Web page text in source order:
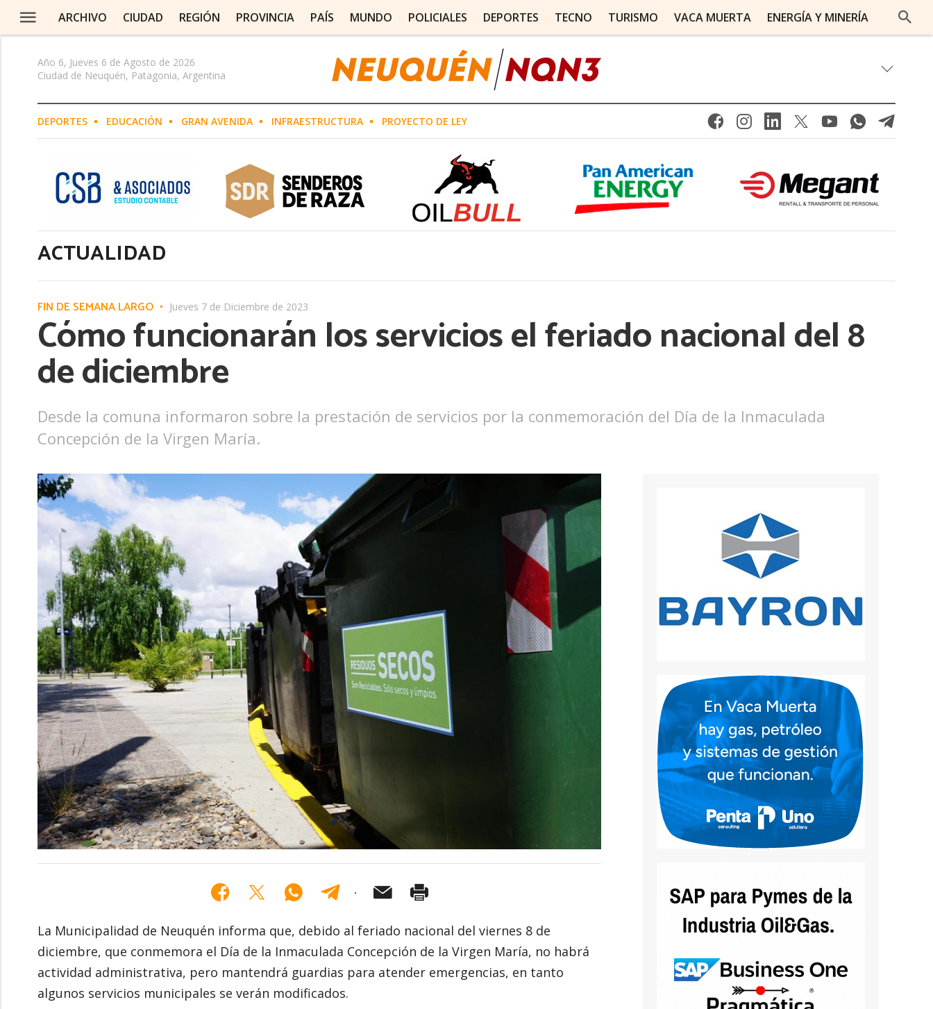
ARCHIVO CIUDAD REGIÓN PROVINCIA PAÍS MUNDO POLICIALES DEPORTES TECNO TURISMO VACA MUERTA ENERGÍA Y MINERÍA
Año 6, Jueves 6 de Agosto de 2026
Ciudad de Neuquén, Patagonia, Argentina
Y ALTO VALLE
DE LOS SAUCES
NEUQUINO
Ver más
DEPORTES EDUCACIÓN GRAN AVENIDA INFRAESTRUCTURA PROYECTO DE LEY
ACTUALIDAD
FIN DE SEMANA LARGO Jueves 7 de Diciembre de 2023
Cómo funcionarán los servicios el feriado nacional del 8
de diciembre
Desde la comuna informaron sobre la prestación de servicios por la conmemoración del Día de la Inmaculada
Concepción de la Virgen María.
La Municipalidad de Neuquén informa que, debido al feriado nacional del viernes 8 de
diciembre, que conmemora el Día de la Inmaculada Concepción de la Virgen María, no habrá
actividad administrativa, pero mantendrá guardias para atender emergencias, en tanto
algunos servicios municipales se verán modificados.